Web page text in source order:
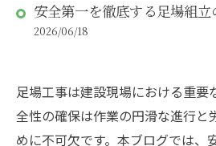
安全第一を徹底する足場組立
2026/06/18
足場工事は建設現場における重要
全性の確保は作業の円滑な進行と
めに不可欠です。本ブログでは、